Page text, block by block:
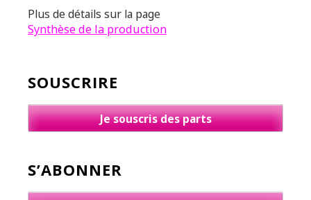
Plus de détails sur la page
Synthèse de la production
SOUSCRIRE
Je souscris des parts
S’ABONNER